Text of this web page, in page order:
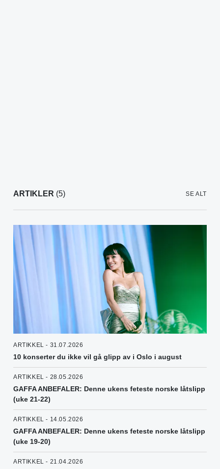
ARTIKLER (5) SE ALT
ARTIKKEL - 31.07.2026
10 konserter du ikke vil gå glipp av i Oslo i august
ARTIKKEL - 28.05.2026
GAFFA ANBEFALER: Denne ukens feteste norske låtslipp
(uke 21-22)
ARTIKKEL - 14.05.2026
GAFFA ANBEFALER: Denne ukens feteste norske låtslipp
(uke 19-20)
ARTIKKEL - 21.04.2026